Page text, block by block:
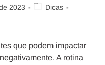
2023
Dicas
que podem impactar
A rotina